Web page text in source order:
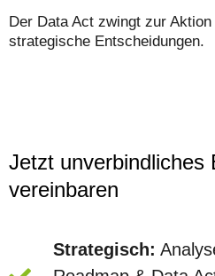
Der Data Act zwingt zur
strategische Entscheidungen.
Jetzt unverbindliches
vereinbaren
Strategisch: